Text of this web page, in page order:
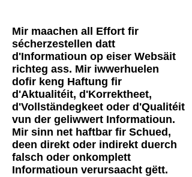
Mir maachen all Effort fir
sécherzestellen datt
d'Informatioun op eiser Websäit
richteg ass. Mir iwwerhuelen
dofir keng Haftung fir
d'Aktualitéit, d'Korrektheet,
d'Vollständegkeet oder d'Qualitéit
vun der geliwwert Informatioun.
Mir sinn net haftbar fir Schued,
deen direkt oder indirekt duerch
falsch oder onkomplett
Informatioun verursaacht gëtt.